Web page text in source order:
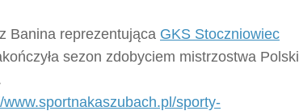
Banina reprezentująca GKS Stoczniowiec
sezon zdobyciem mistrzostwa Polski
www.sportnakaszubach.pl/sporty-